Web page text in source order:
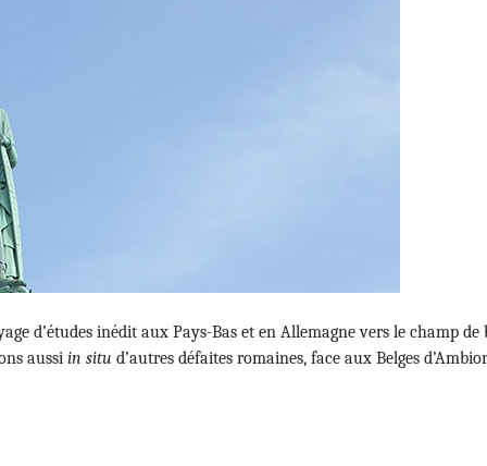
d’études inédit aux Pays-Bas et en Allemagne vers le champ
aussi in situ d’autres défaites romaines, face aux Belges